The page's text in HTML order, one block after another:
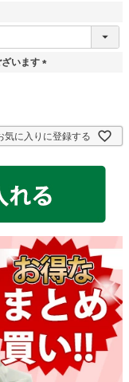
います
気に入りに登録する